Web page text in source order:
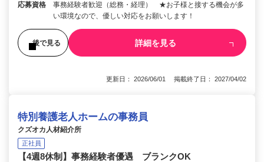
応募資格
事務経験者歓迎（総務・経理） ★お子様と接する機会が多
い環境なので、優しい対応をお願いします！
後で見る 詳細を見る
更新日： 2026/06/01 掲載終了日： 2027/04/02
特別養護老人ホームの事務員
クズオカ人材紹介所
正社員
【4週8休制】事務経験者優遇 ブランクOK